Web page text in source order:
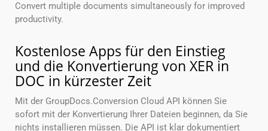
Convert multiple documents simultaneously for improved
productivity.
Kostenlose Apps für den Einstieg
und die Konvertierung von XER in
DOC in kürzester Zeit
Mit der GroupDocs.Conversion Cloud API können Sie
sofort mit der Konvertierung Ihrer Dateien beginnen, da Sie
nichts installieren müssen. Die API ist klar dokumentiert